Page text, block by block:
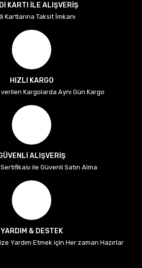
KARTI İLE ALIŞVERİŞ
Kartlarına Taksit İmkanı
HIZLI KARGO
Kargolarda Aynı Gün Kargo
ALIŞVERİŞ
ile Güvenli Satın Alma
YARDIM & DESTEK
Yardım Etmek için Her zaman Hazırlar